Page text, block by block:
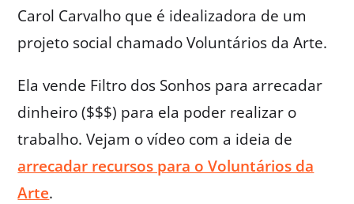
Carol Carvalho que é idealizadora de um
projeto social chamado Voluntários da Arte.
Ela vende Filtro dos Sonhos para arrecadar
dinheiro ($$$) para ela poder realizar o
trabalho. Vejam o vídeo com a ideia de
arrecadar recursos para o Voluntários da
Arte.